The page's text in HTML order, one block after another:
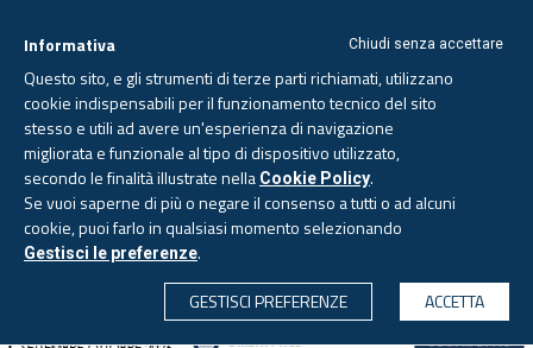
CERCA
Domenica, 9 agosto 2026
Chiudi senza accettare
Informativa
Questo sito, e gli strumenti di terze parti richiamati, utilizzano
cookie indispensabili per il funzionamento tecnico del sito
stesso e utili ad avere un'esperienza di navigazione
migliorata e funzionale al tipo di dispositivo utilizzato,
secondo le finalità illustrate nella Cookie Policy.
Se vuoi saperne di più o negare il consenso a tutti o ad alcuni
cookie, puoi farlo in qualsiasi momento selezionando
Gestisci le preferenze.
GESTISCI PREFERENZE
ACCETTA